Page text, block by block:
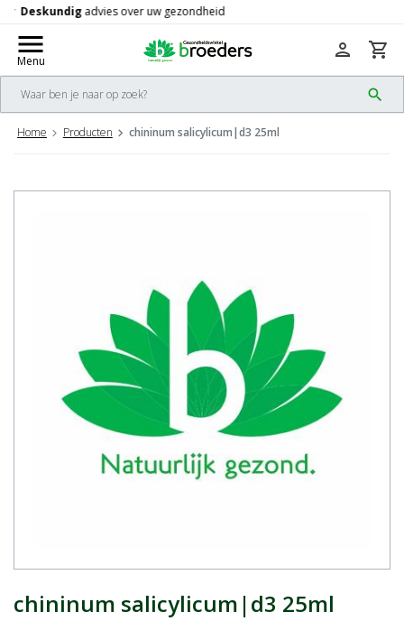
check Gratisverzending vanaf 50,-
menu
Menu
search
person shopping_cart
Home Producten chininum salicylicum|d3 25ml
chininum salicylicum|d3 25ml